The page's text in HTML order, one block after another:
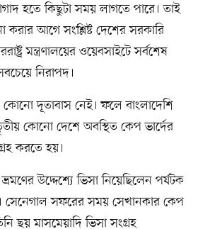
হতে কিছুটা সময় লাগতে পারে। তাই
করার আগে সংশ্লিষ্ট দেশের সরকারি
মন্ত্রণালয়ের ওয়েবসাইটে সর্বশেষ
নিরাপদ।
কোনো দূতাবাস নেই। ফলে বাংলাদেশি
কোনো দেশে অবস্থিত কেপ ভার্দের
করতে হয়।
উদ্দেশ্যে ভিসা নিয়েছিলেন পর্যটক
সফরের সময় সেখানকার কেপ
ছয় মাসমেয়াদি ভিসা সংগ্রহ